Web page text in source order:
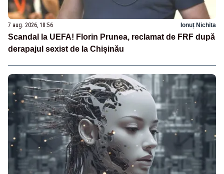
7 aug. 2026, 18:56 Ionuț Nichita
Scandal la UEFA! Florin Prunea, reclamat de FRF după
derapajul sexist de la Chișinău